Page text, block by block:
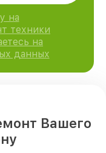
на
техники
на
данных
Вашего